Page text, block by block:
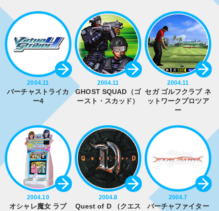
2004.11
バーチャストライカ
ー4
2004.11
GHOST SQUAD（ゴ
ースト・スカッド）
2004.11
セガ ゴルフクラブ ネ
ットワークプロツア
ー
2004.10
オシャレ魔女 ラブ
2004.8
Quest of D （クエス
2004.7
バーチャファイター